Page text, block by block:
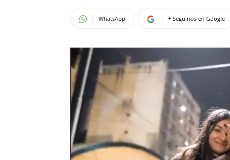
WhatsApp + Seguinos en Google